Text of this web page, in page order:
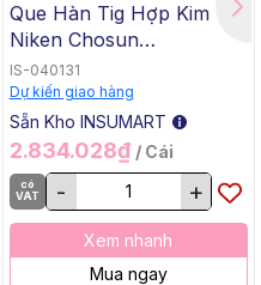
Que Hàn Tig Hợp Kim
Niken Chosun
ERNiCrMo-3 TGC-625,
2.4x1000mm, 5 Kg / Hộp,
20 Kg / Thùng
IS-040131
Dự kiến giao hàng
Sẵn Kho INSUMART
2.834.028₫ / Cái
có
VAT
- +
Xem nhanh
Mua ngay